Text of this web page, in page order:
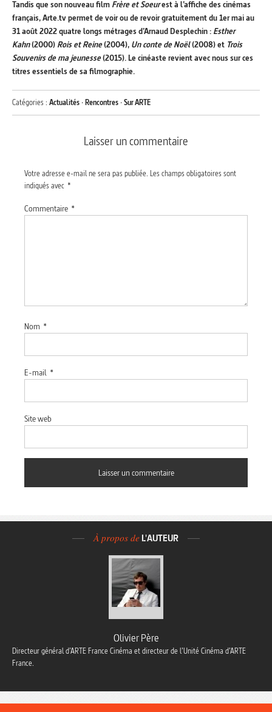
Tandis que son nouveau film Frère et Soeurest à l’affiche des cinémas
français, Arte.tv permet de voir ou de revoir gratuitement du 1er mai au
31 août 2022 quatre longs métrages d’Arnaud Desplechin : Esther
Kahn(2000) Rois et Reine(2004), Un conte de Noël(2008) et Trois
Souvenirs de ma jeunesse(2015). Le cinéaste revient avec nous sur ces
titres essentiels de sa filmographie.
Catégories : Actualités ·Rencontres ·Sur ARTE
Laisser un commentaire
Votre adresse e-mail ne sera pas publiée. Les champs obligatoires sont
indiqués avec *
Commentaire *
Nom *
E-mail *
Site web
À propos de L'AUTEUR
Olivier Père
Directeur général d’ARTE France Cinéma et directeur de l’Unité Cinéma d’ARTE
France.